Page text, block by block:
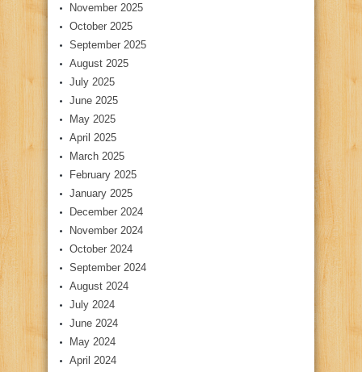
November 2025
October 2025
September 2025
August 2025
July 2025
June 2025
May 2025
April 2025
March 2025
February 2025
January 2025
December 2024
November 2024
October 2024
September 2024
August 2024
July 2024
June 2024
May 2024
April 2024